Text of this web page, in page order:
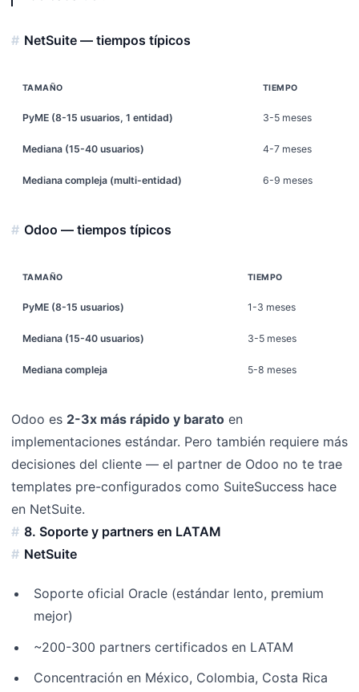
NetSuite — tiempos típicos
TAMAÑO TIEMPO
PyME (8-15 usuarios, 1 entidad) 3-5 meses
Mediana (15-40 usuarios) 4-7 meses
Mediana compleja (multi-entidad) 6-9 meses
Odoo — tiempos típicos
TAMAÑO TIEMPO
PyME (8-15 usuarios) 1-3 meses
Mediana (15-40 usuarios) 3-5 meses
Mediana compleja 5-8 meses
Odoo es 2-3x más rápido y barato en
implementaciones estándar. Pero también requiere más
decisiones del cliente — el partner de Odoo no te trae
templates pre-configurados como SuiteSuccess hace
en NetSuite.
8. Soporte y partners en LATAM
NetSuite
Soporte oficial Oracle (estándar lento, premium
mejor)
~200-300 partners certificados en LATAM
Concentración en México, Colombia, Costa Rica